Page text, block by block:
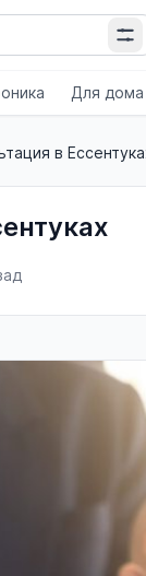
Для дома
в